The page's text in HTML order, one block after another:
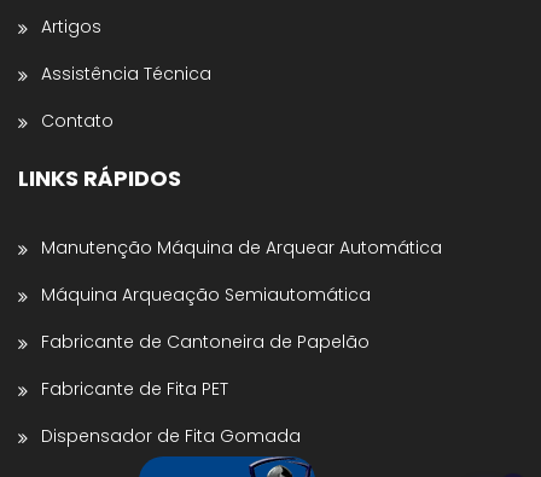
Nome da Empresa *
Estado *
Enviar para WhatsApp
Artigos
Assistência Técnica
Contato
LINKS RÁPIDOS
Manutenção Máquina de Arquear Automática
Máquina Arqueação Semiautomática
Fabricante de Cantoneira de Papelão
Fabricante de Fita PET
Dispensador de Fita Gomada